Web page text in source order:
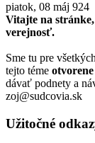
piatok, 08 máj 924
Vitajte na
verejnosť.
Sme tu pre
tejto téme
dávať podnety a
zoj@sudcovia.sk
Užitočné